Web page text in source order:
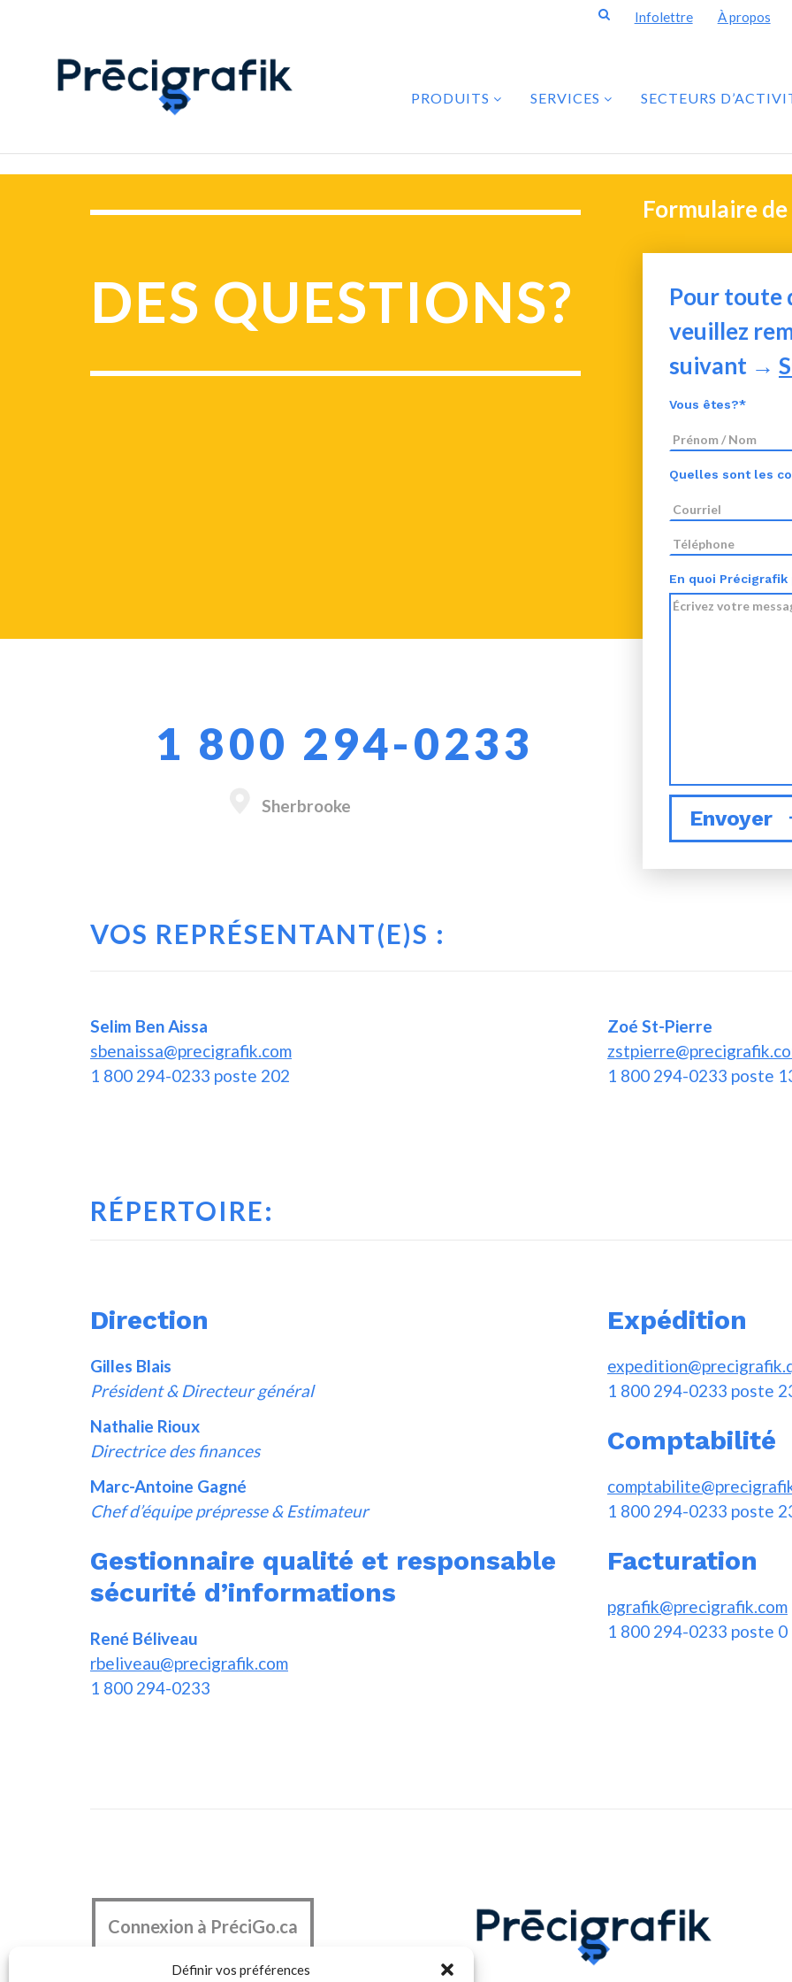
Définir vos préférences
À propos
Infolettre
PRODUITS SERVICES SECTEURS
DES QUESTIONS?
Formulaire
Pour toute
veuillez
suivant →
Vous êtes?*
Quelles sont les
En quoi
Envoyer
1 800 294-0233
Sherbrooke
VOS REPRÉSENTANT(E)S :
Selim Ben Aissa
sbenaissa@precigrafik.com
1 800 294-0233 poste 202
Zoé St-Pierre
1 800 294-0233 poste
RÉPERTOIRE:
Direction
Gilles Blais
Président & Directeur général
Nathalie Rioux
Directrice des finances
Marc-Antoine Gagné
Chef d’équipe prépresse & Estimateur
Gestionnaire qualité et responsable
sécurité d’informations
René Béliveau
rbeliveau@precigrafik.com
1 800 294-0233
Expédition
1 800 294-0233 poste
Comptabilité
1 800 294-0233 poste
Facturation
pgrafik@precigrafik.com
1 800 294-0233 poste 0
Connexion à PréciGo.ca